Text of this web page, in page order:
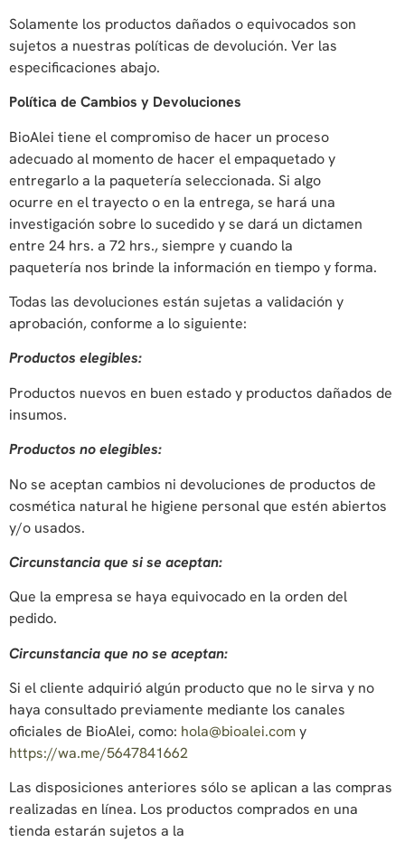
Solamente los productos dañados o equivocados son
sujetos a nuestras políticas de devolución. Ver las
especificaciones abajo.
Política de Cambios y Devoluciones
BioAlei tiene el compromiso de hacer un proceso
adecuado al momento de hacer el empaquetado y
entregarlo a la paquetería seleccionada. Si algo
ocurre en el trayecto o en la entrega, se hará una
investigación sobre lo sucedido y se dará un dictamen
entre 24 hrs. a 72 hrs., siempre y cuando la
paquetería nos brinde la información en tiempo y forma.
Todas las devoluciones están sujetas a validación y
aprobación, conforme a lo siguiente:
Productos elegibles:
Productos nuevos en buen estado y productos dañados de
insumos.
Productos no elegibles:
No se aceptan cambios ni devoluciones de productos de
cosmética natural he higiene personal que estén abiertos
y/o usados.
Circunstancia que si se aceptan:
Que la empresa se haya equivocado en la orden del
pedido.
Circunstancia que no se aceptan:
Si el cliente adquirió algún producto que no le sirva y no
haya consultado previamente mediante los canales
oficiales de BioAlei, como: hola@bioalei.comy
https://wa.me/5647841662
Las disposiciones anteriores sólo se aplican a las compras
realizadas en línea. Los productos comprados en una
tienda estarán sujetos a la